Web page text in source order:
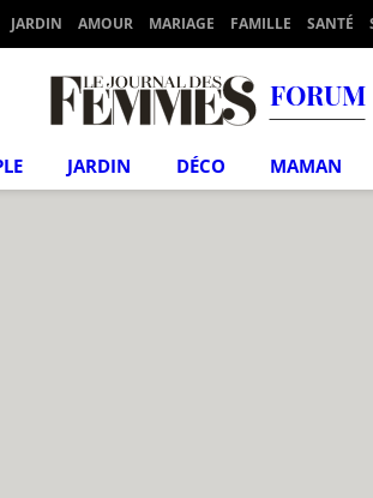
JARDIN AMOUR MARIAGE FAMILLE SANTÉ
FORUM
JARDIN DÉCO MAMAN